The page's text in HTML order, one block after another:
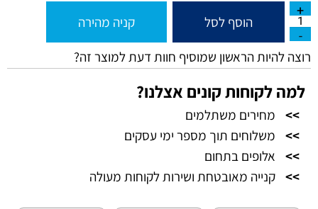
הוסף לסל קניה מהירה
רוצה להיות הראשון שמוסיף חוות דעת למוצר זה?
למה לקוחות קונים אצלנו?
>>
מחירים משתלמים
>>
משלוחים תוך מספר ימי עסקים
>>
אלופים בתחום
>> קנייה מאובטחת ושירות לקוחות מעולה